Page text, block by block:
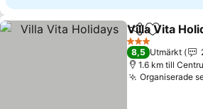
Dela Lägg till i
Villa Vita
3 Stjärnor
8,5 Utmärkt
1.6 km till
Organiserade